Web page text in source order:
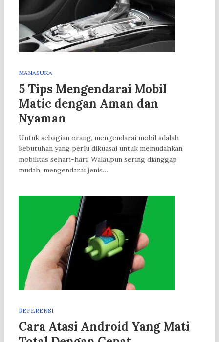
MANASUKA
5 Tips Mengendarai Mobil
Matic dengan Aman dan
Nyaman
Untuk sebagian orang, mengendarai mobil adalah
kebutuhan yang perlu dikuasai untuk memudahkan
mobilitas sehari-hari. Walaupun sering dianggap
mudah, mengendarai jenis…
REFERENSI
Cara Atasi Android Yang Mati